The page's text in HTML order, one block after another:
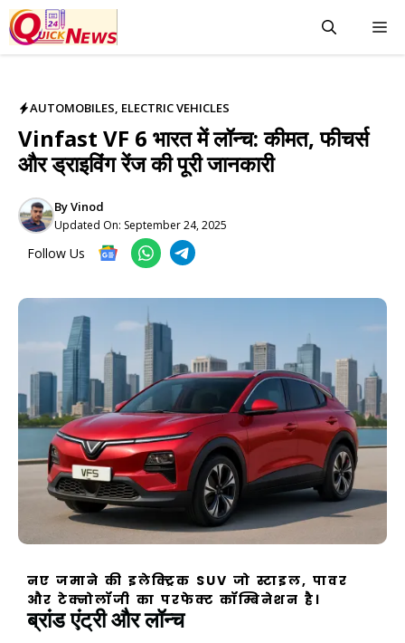
AUTOMOBILES, ELECTRIC VEHICLES
Vinfast VF 6 भारत में लॉन्च: कीमत, फीचर्स
और ड्राइविंग रेंज की पूरी जानकारी
ByVinod
Updated On: September 24, 2025
Follow Us
नए जमाने की इलेक्ट्रिक SUV जो स्टाइल, पावर
और टेक्नोलॉजी का परफेक्ट कॉम्बिनेशन है।
ब्रांड एंट्री और लॉन्च